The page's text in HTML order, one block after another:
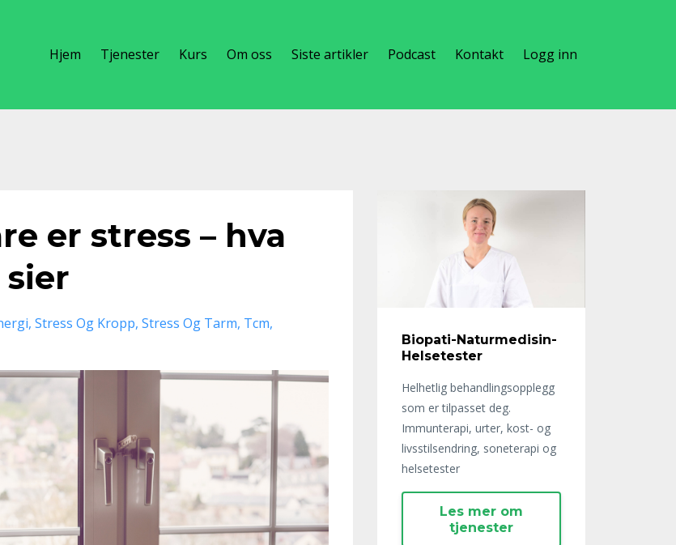
Hjem Tjenester Kurs Om oss Siste artikler Podcast Kontakt Logg inn
er stress – hva
Stress Og Kropp Stress Og Tarm Tcm
Biopati-Naturmedisin-
Helsetester
Helhetlig behandlingsopplegg
som er tilpasset deg.
Immunterapi, urter, kost- og
livsstilsendring, soneterapi og
helsetester
Les mer om
tjenester